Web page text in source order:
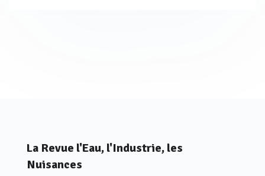
La Revue l'Eau, l'Industrie, les
Nuisances